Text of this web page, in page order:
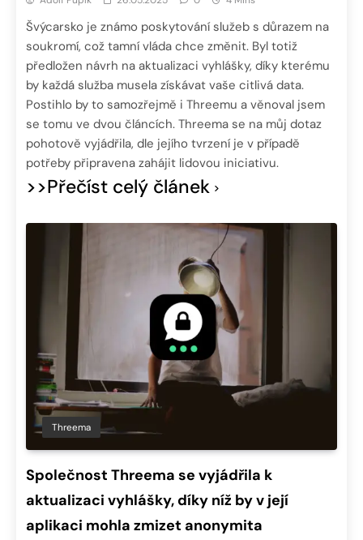
Švýcarsko je známo poskytování služeb s důrazem na
soukromí, což tamní vláda chce změnit. Byl totiž
předložen návrh na aktualizaci vyhlášky, díky kterému
by každá služba musela získávat vaše citlivá data.
Postihlo by to samozřejmě i Threemu a věnoval jsem
se tomu ve dvou článcích. Threema se na můj dotaz
pohotově vyjádřila, dle jejího tvrzení je v případě
potřeby připravena zahájit lidovou iniciativu.
>>Přečíst celý článek
Threema
Společnost Threema se vyjádřila k
aktualizaci vyhlášky, díky níž by v její
aplikaci mohla zmizet anonymita